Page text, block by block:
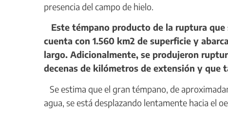
presencia del campo de hielo.
Este témpano producto de la ruptura que
cuenta con 1.560 km2 de superficie y
largo. Adicionalmente, se produjeron
decenas de kilómetros de extensión y que
Se estima que el gran témpano, de
agua, se está desplazando lentamente hacia el